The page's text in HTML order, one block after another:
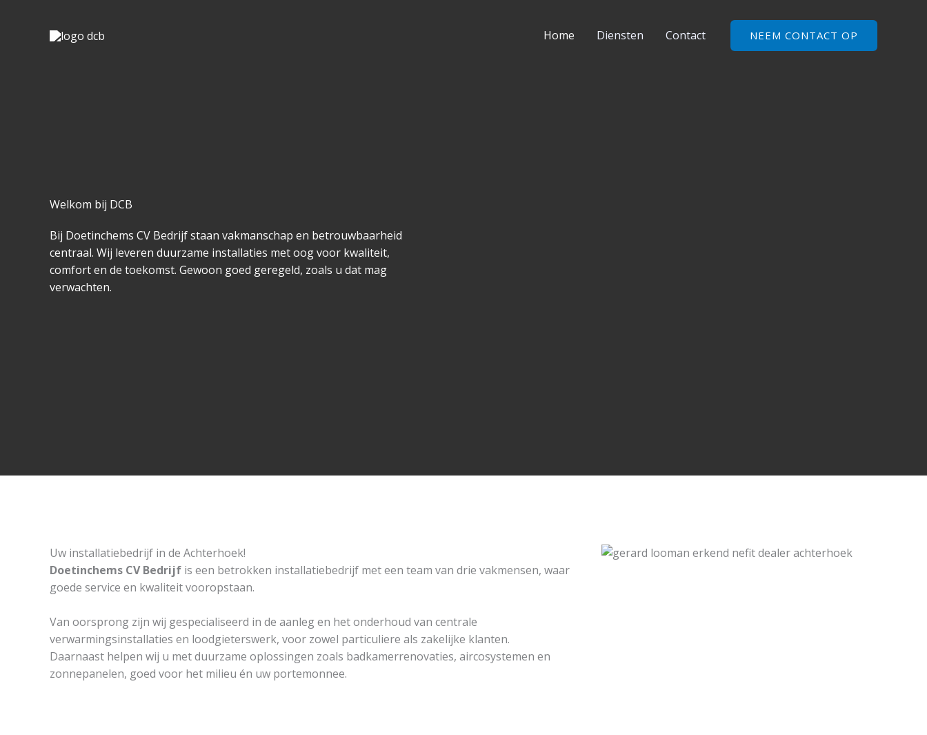
Home Diensten Contact NEEM CONTACT OP
Welkom bij DCB​
Bij Doetinchems CV Bedrijf staan vakmanschap en betrouwbaarheid
centraal. Wij leveren duurzame installaties met oog voor kwaliteit,
comfort en de toekomst. Gewoon goed geregeld, zoals u dat mag
verwachten.
Uw installatiebedrijf in de Achterhoek!
Doetinchems CV Bedrijf is een betrokken installatiebedrijf met een team van drie vakmensen, waar
goede service en kwaliteit vooropstaan.
Van oorsprong zijn wij gespecialiseerd in de aanleg en het onderhoud van centrale
verwarmingsinstallaties en loodgieterswerk, voor zowel particuliere als zakelijke klanten.
Daarnaast helpen wij u met duurzame oplossingen zoals badkamerrenovaties, aircosystemen en
zonnepanelen, goed voor het milieu én uw portemonnee.